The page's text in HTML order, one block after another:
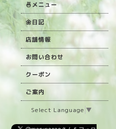
🍜メニュー
🌼日記
店舗情報
お問い合わせ
クーポン
ご案内
Select Language ▼